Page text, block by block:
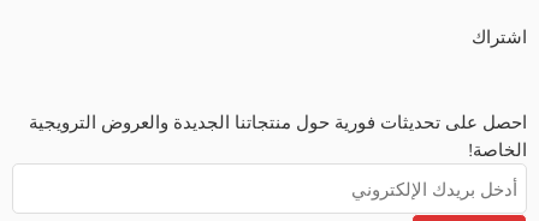
اشتراك
احصل على تحديثات فورية حول منتجاتنا الجديدة والعروض الترويجية
الخاصة!